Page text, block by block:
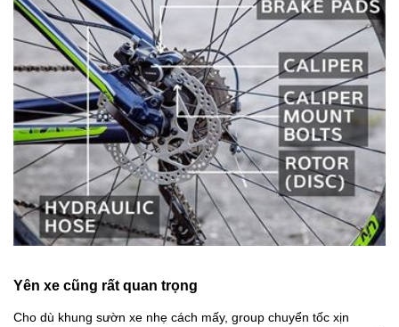
Yên xe cũng rất quan trọng
Cho dù khung sườn xe nhẹ cách mấy, group chuyển tốc xịn